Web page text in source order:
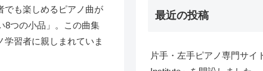
でも楽しめるピアノ曲が
8つの小品」。この曲集
習者に親しまれていま
最近の投稿
片手・左手ピアノ専門サイ